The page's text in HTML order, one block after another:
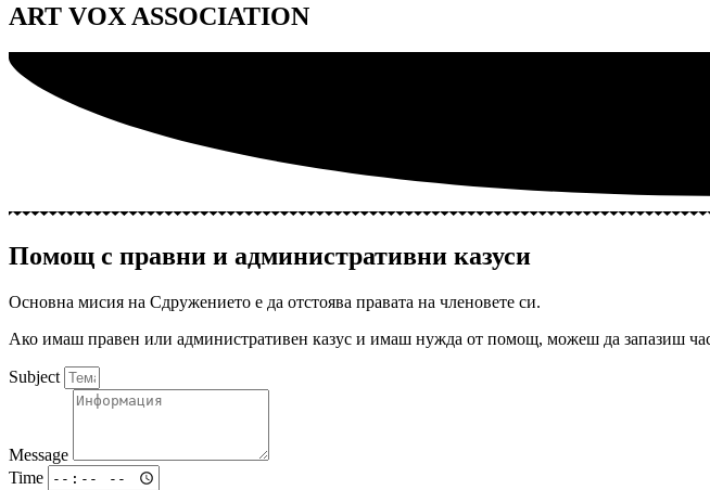
ART VOX ASSOCIATION
Помощ с правни и административни казуси
Основна мисия на Сдружението е да отстоява правата на членовете си.
Ако имаш правен или административен казус и имаш нужда от помощ, можеш да запазиш
Subject
Message
Time